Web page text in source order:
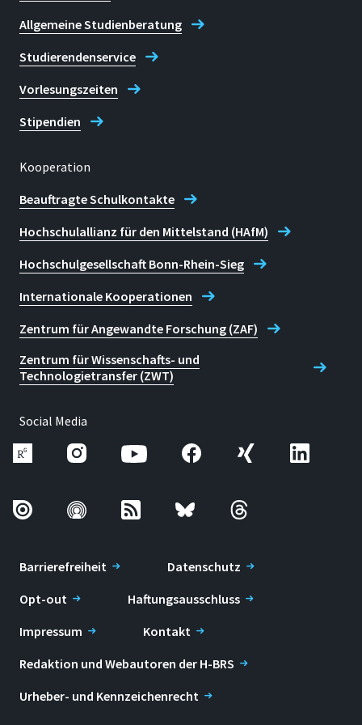
Allgemeine Studienberatung
Studierendenservice
Vorlesungszeiten
Stipendien
Kooperation
Beauftragte Schulkontakte
Hochschulallianz für den Mittelstand (HAfM)
Hochschulgesellschaft Bonn-Rhein-Sieg
Internationale Kooperationen
Zentrum für Angewandte Forschung (ZAF)
Zentrum für Wissenschafts- und
Technologietransfer (ZWT)
Social Media
Barrierefreiheit
Datenschutz
Opt-out
Haftungsausschluss
Impressum
Kontakt
Redaktion und Webautoren der H-BRS
Urheber- und Kennzeichenrecht